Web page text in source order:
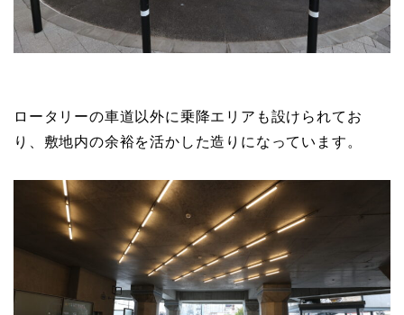
ロータリーの車道以外に乗降エリアも設けられてお
り、敷地内の余裕を活かした造りになっています。